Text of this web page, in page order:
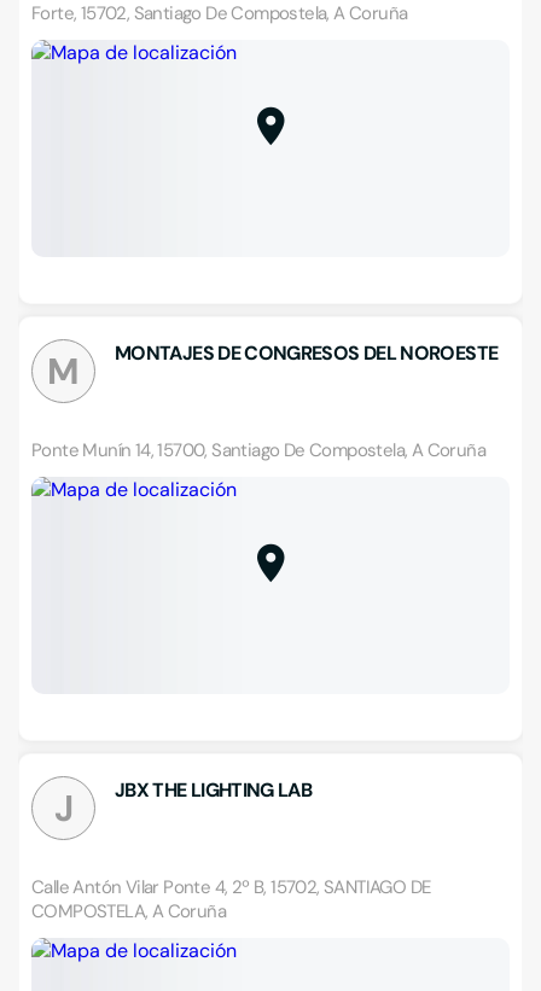
Forte, 15702, Santiago De Compostela, A Coruña
M MONTAJES DE CONGRESOS DEL NOROESTE
Ponte Munín 14, 15700, Santiago De Compostela, A Coruña
J JBX THE LIGHTING LAB
Calle Antón Vilar Ponte 4, 2º B, 15702, SANTIAGO DE
COMPOSTELA, A Coruña